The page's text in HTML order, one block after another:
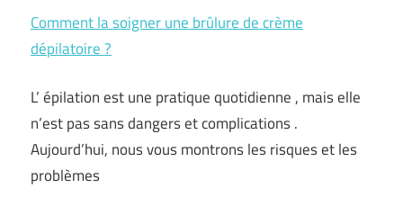
Comment la soigner une brûlure de crème
dépilatoire ?
L’ épilation est une pratique quotidienne , mais elle
n’est pas sans dangers et complications .
Aujourd’hui, nous vous montrons les risques et les
problèmes